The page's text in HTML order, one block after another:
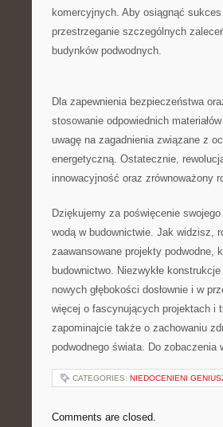
komercyjnych.​ Aby osiągnąć
przestrzeganie ‌szczególnych
budynków podwodnych.
Dla zapewnienia bezpieczeństwa
stosowanie odpowiednich
uwagę na zagadnienia związane z
energetyczną. Ostatecznie,
innowacyjność oraz zrównoważony
Dziękujemy za‍ poświęcenie
wodą ⁣w budownictwie. Jak widzisz,
zaawansowane projekty podwodne,
budownictwo.⁢ Niezwykłe
nowych głębokości dosłownie i w
więcej⁣ o fascynujących projektach i
zapominajcie ⁤także o zachowaniu
podwodnego świata. Do zobaczenia
CATEGORIES: NIEDOCENIENI
Comments are closed.